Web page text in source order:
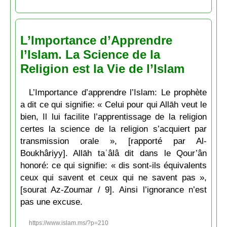
L’Importance d’Apprendre
l’Islam. La Science de la
Religion est la Vie de l’Islam
L’Importance d’apprendre l’Islam: Le prophète
a dit ce qui signifie: « Celui pour qui Allāh veut le
bien, Il lui facilite l’apprentissage de la religion
certes la science de la religion s’acquiert par
transmission orale », [rapporté par Al-
Boukhâriyy]. Allāh taʿâlâ dit dans le Qour’ân
honoré: ce qui signifie: « dis sont-ils équivalents
ceux qui savent et ceux qui ne savent pas »,
[sourat Az-Zoumar / 9]. Ainsi l’ignorance n’est
pas une excuse.
https://www.islam.ms/?p=210